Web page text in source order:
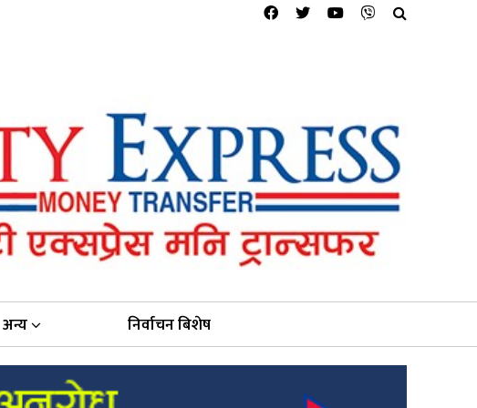
अन्य निर्वाचन बिशेष